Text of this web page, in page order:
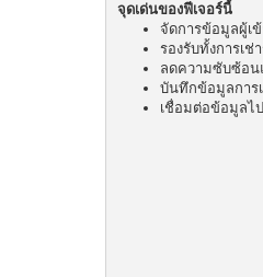
จุดเด่นของฟีเจอร์นี้
จัดการข้อมูลผู้เ
รองรับทั้งการเช่
ลดความซับซ้อน
บันทึกข้อมูลการ
เชื่อมต่อข้อมูลไ